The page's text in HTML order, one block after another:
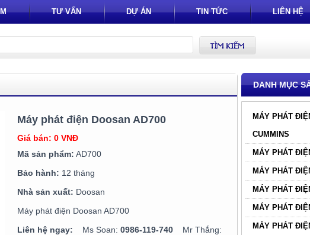
TƯ VẤN DỰ ÁN TIN TỨC LIÊN HỆ
Máy phát điện Doosan AD700
Giá bán: 0 VNĐ
Mã sản phẩm: AD700
Bảo hành: 12 tháng
Nhà sản xuất: Doosan
Máy phát điện Doosan AD700
Liên hệ ngay:
Ms Soan: 0986-119-740Mr Thắng:
DANH MỤC
MÁY PHÁT
CUMMINS
MÁY PHÁT
MÁY PHÁT
MÁY PHÁT
MÁY PHÁT
MÁY PHÁT